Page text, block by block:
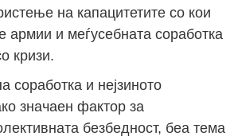
на капацитетите со кои
армии и меѓусебната соработка
кризи.
соработка и нејзиното
значаен фактор за
безбедност, беа тема